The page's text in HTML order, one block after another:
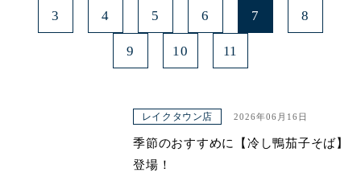
3 4 5 6 7 8
9 10 11
レイクタウン店 2026年06月16日
季節のおすすめに【冷し鴨茄子そば】
登場！